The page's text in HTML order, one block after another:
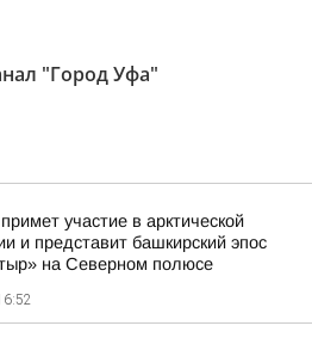
"Город Уфа"
участие в арктической
и представит башкирский эпос
на Северном полюсе